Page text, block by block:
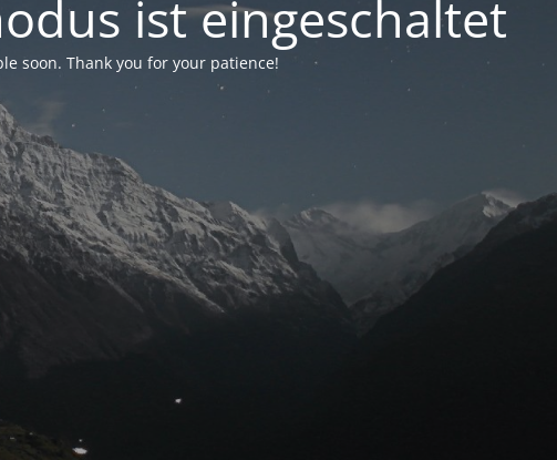
ist eingeschaltet
soon. Thank you for your patience!